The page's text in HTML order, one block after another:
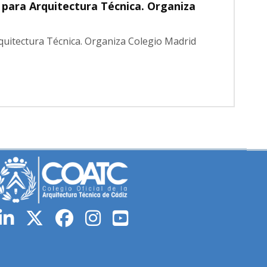
Arquitectura Técnica. Organiza
Técnica. Organiza Colegio Madrid